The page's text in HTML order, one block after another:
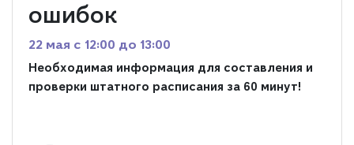
ошибок
22 мая c 12:00 до 13:00
Необходимая информация для составления и
проверки штатного расписания за 60 минут!